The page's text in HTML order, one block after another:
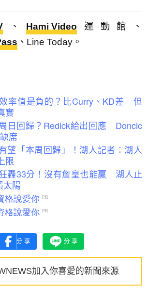
、 Hami Video 運動館、
、Line Today。
率值是負的？比Curry、KD差 但
實
日回歸？Redick給出回應 Doncic
席
望「本周回歸」！湖人記者：湖人
限
轟33分！沒有詹皇也能贏 湖人止
太陽
分享 分享
加入你喜愛的新聞來源